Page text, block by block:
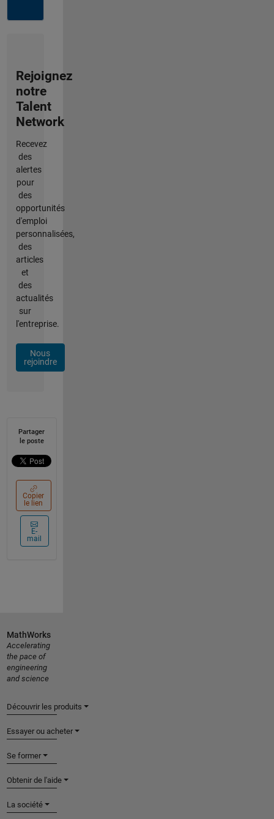
Rejoignez
notre
Talent
Network
Recevez
des
alertes
pour
des
opportunités
d'emploi
personnalisées,
des
articles
et
des
actualités
sur
l'entreprise.
Nous
rejoindre
Partager
le poste
Copier
le lien
E-
mail
MathWorks
Accelerating
the pace of
engineering
and science
Découvrir les produits
Essayer ou acheter
Se former
Obtenir de l'aide
La société